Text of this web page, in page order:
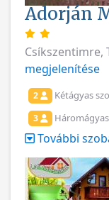
Adorján
Csíkszentimre,
megjelenítése
2 Kétágyas
3
További